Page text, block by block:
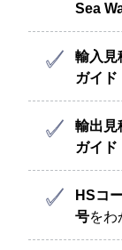
Sea
輸入見
ガイド
輸出見
ガイド
HSコ
号をわ